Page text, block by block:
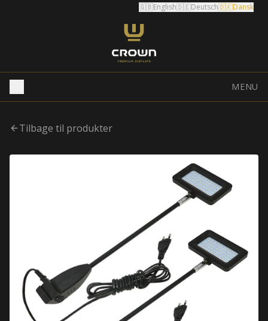
🇬🇧English🇩🇪Deutsch🇩🇰Dansk
MENU
Tilbage til produkter